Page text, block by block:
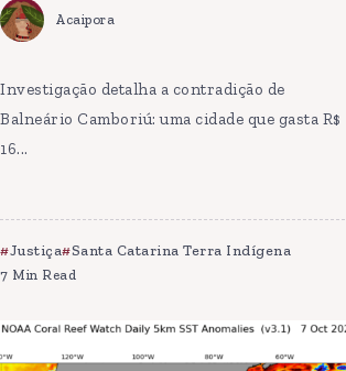
Acaipora
Investigação detalha a contradição de
Balneário Camboriú: uma cidade que gasta R$
16...
Justiça Santa Catarina Terra Indígena
7 Min Read